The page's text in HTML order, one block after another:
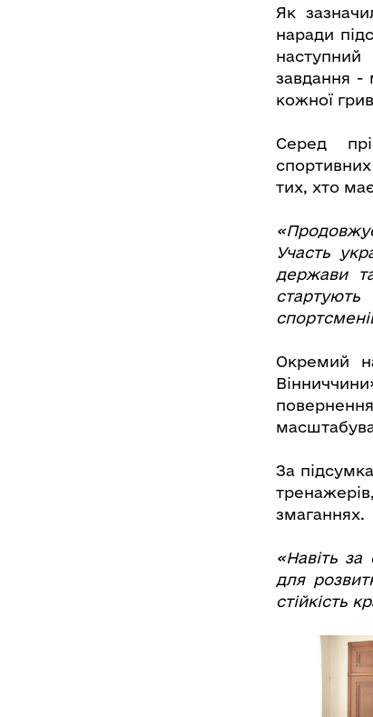
Як
наради
завдання -
кожної
Серед
тих, хто
Участь
держави
Окремий
За
змаганнях.
«Навіть
для
стійкість